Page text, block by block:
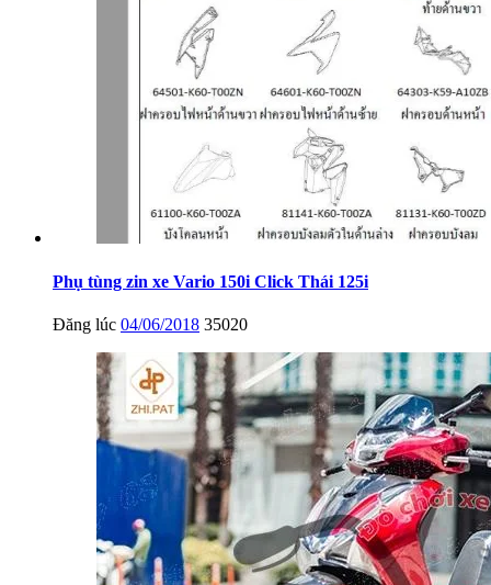
Phụ tùng zin xe Vario 150i Click Thái 125i
Đăng lúc 04/06/2018 35020